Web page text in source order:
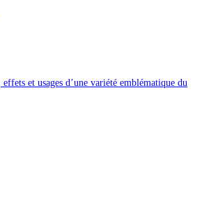
et usages d’une variété emblématique du